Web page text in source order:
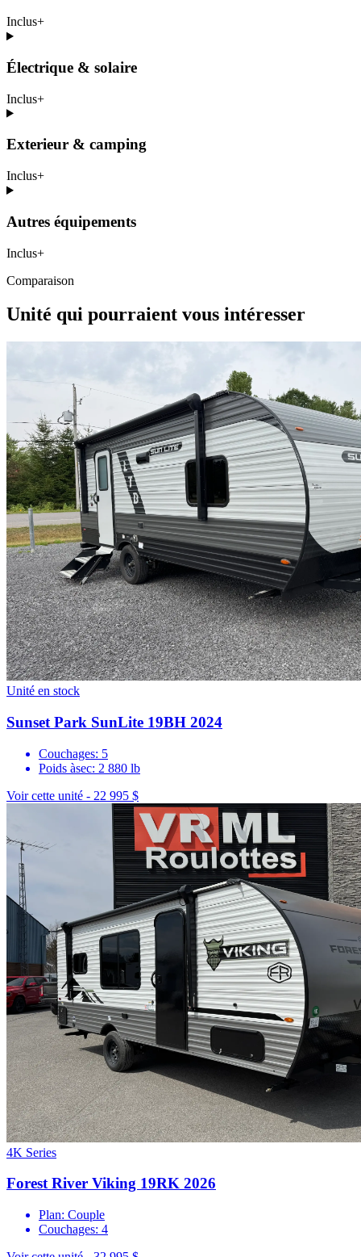
Inclus+
Électrique & solaire
Inclus+
Exterieur & camping
Inclus+
Autres équipements
Inclus+
Comparaison
Unité qui pourraient vous intéresser
Unité en stock
Sunset Park SunLite 19BH 2024
Couchages: 5
Poids àsec: 2 880 lb
Voir cette unité - 22 995 $
4K Series
Forest River Viking 19RK 2026
Plan: Couple
Couchages: 4